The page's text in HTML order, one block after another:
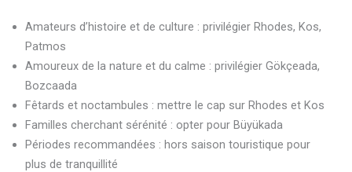
Amateurs d’histoire et de culture : privilégier Rhodes, Kos,
Patmos
Amoureux de la nature et du calme : privilégier Gökçeada,
Bozcaada
Fêtards et noctambules : mettre le cap sur Rhodes et Kos
Familles cherchant sérénité : opter pour Büyükada
Périodes recommandées : hors saison touristique pour
plus de tranquillité